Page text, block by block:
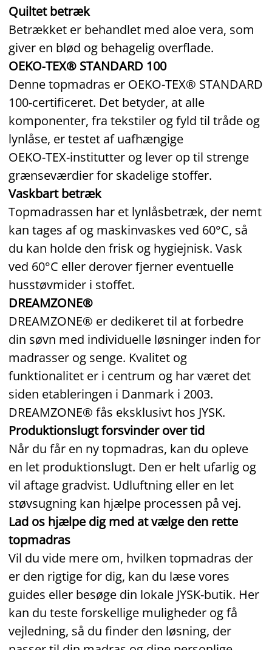
Quiltet betræk
Betrækket er behandlet med aloe vera, som
giver en blød og behagelig overflade.
OEKO‑TEX® STANDARD 100
Denne topmadras er OEKO‑TEX® STANDARD
100‑certificeret. Det betyder, at alle
komponenter, fra tekstiler og fyld til tråde og
lynlåse, er testet af uafhængige
OEKO‑TEX‑institutter og lever op til strenge
grænseværdier for skadelige stoffer.
Vaskbart betræk
Topmadrassen har et lynlåsbetræk, der nemt
kan tages af og maskinvaskes ved 60°C, så
du kan holde den frisk og hygiejnisk. Vask
ved 60°C eller derover fjerner eventuelle
husstøvmider i stoffet.
DREAMZONE®
DREAMZONE® er dedikeret til at forbedre
din søvn med individuelle løsninger inden for
madrasser og senge. Kvalitet og
funktionalitet er i centrum og har været det
siden etableringen i Danmark i 2003.
DREAMZONE® fås eksklusivt hos JYSK.
Produktionslugt forsvinder over tid
Når du får en ny topmadras, kan du opleve
en let produktionslugt. Den er helt ufarlig og
vil aftage gradvist. Udluftning eller en let
støvsugning kan hjælpe processen på vej.
Lad os hjælpe dig med at vælge den rette
topmadras
Vil du vide mere om, hvilken topmadras der
er den rigtige for dig, kan du læse vores
guides eller besøge din lokale JYSK‑butik. Her
kan du teste forskellige muligheder og få
vejledning, så du finder den løsning, der